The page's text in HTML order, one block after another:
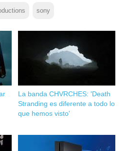
sony
La banda CHVRCHES: 'Death
Stranding es diferente a todo lo
que hemos visto'